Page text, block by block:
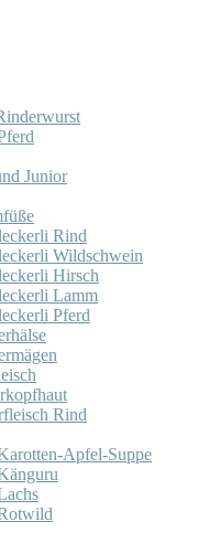
Junior
Rind
Wildschwein
Hirsch
Lamm
Pferd
Rind
Apfel-Suppe